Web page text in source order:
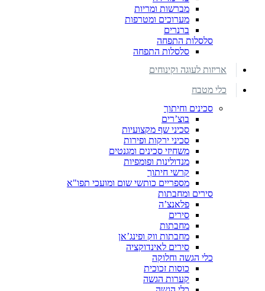
מברשות ומריות
מערוכים ומטרפות
ברנרים
סלסלות התפחה
סלסלות התפחה
אריזות לעוגה וקינוחים
כלי מטבח
סכינים וחיתוך
בוצ’רים
סכיני שף מקצועיות
סכיני ירקות ופירות
משחיזי סכינים ומגנטים
מנדולינות ופומפיות
קרשי חיתוך
מספריים כותשי שום ומועכי תפו"א
סירים ומחבתות
פלאנצ’ה
סירים
מחבתות
מחבתות ווק ופינג’אן
סירים לאינדוקציה
כלי הגשה וחלוקה
כוסות זכוכית
קערות הגשה